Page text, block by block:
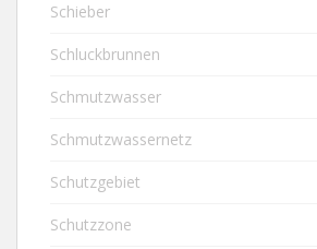
Schieber
Schluckbrunnen
Schmutzwasser
Schmutzwassernetz
Schutzgebiet
Schutzzone